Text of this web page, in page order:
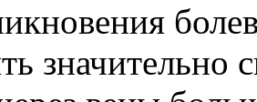
значительно